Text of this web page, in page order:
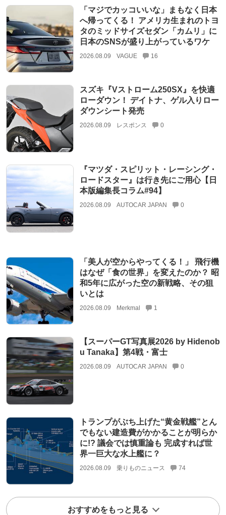
「マジでカッコいいな」まもなく日本
へ帰ってくる！ アメリカ生まれのトヨ
タのミッドサイズセダン「カムリ」に
日本のSNSが盛り上がっているワケ
2026.08.09 VAGUE 16
スズキ『Vストローム250SX』を快適
ローダウン！ デイトナ、ゲル入りロー
ダウンシート発売
2026.08.09 レスポンス 0
『マツダ・スピリット・レーシング・
ロードスター』は行き先にご用心【日
本版編集長コラム#94】
2026.08.09 AUTOCAR JAPAN 0
「美人が空からやってくる！」 飛行機
はなぜ「食の世界」を変えたのか？ 昭
和5年に広がった空の新戦略、その狙
いとは
2026.08.09 Merkmal 1
【スーパーGT写真展2026 by Hidenob
u Tanaka】第4戦・富士
2026.08.09 AUTOCAR JAPAN 0
トランプがぶち上げた“黄金戦艦”とん
でもない建造費がかかることが明らか
に!? 議会では慎重論も 完成すれば世
界一巨大な水上艦に？
2026.08.09 乗りものニュース 74
おすすめをもっと見る